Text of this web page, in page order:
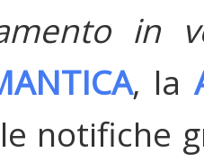
in
, la
notifiche